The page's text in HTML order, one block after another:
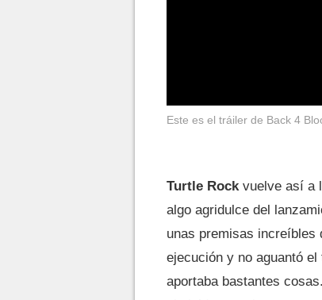
Este es el tráiler de Back 4
Turtle Rockvuelve así a
algo agridulce del
unas premisas increíbles
ejecución y no aguantó
aportaba bastantes